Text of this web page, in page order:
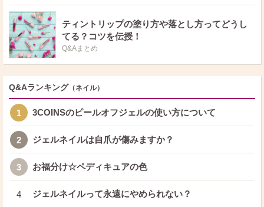
ティントリップの塗り方や落とし方ってどうし
てる？コツを伝授！
Q&Aまとめ
Q&Aランキング （ネイル）
1 3COINSのピールオフジェルの使い方について
2 ジェルネイルは自爪が傷みますか？
3 お福分け☆ペディキュアの色
4 ジェルネイルって永遠にやめられない？